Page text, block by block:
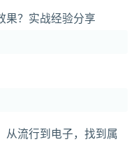
果？实战经验分享
从流行到电子，找到属